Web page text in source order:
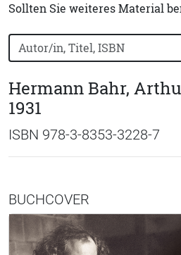
Sollten Sie weiteres Material
Bücher nach Buchtitel,
Hermann Bahr,
1931
ISBN 978-3-8353-3228-7
BUCHCOVER